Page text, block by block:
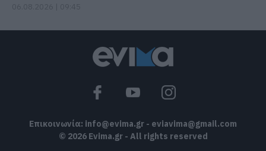
Επικοινωνία: info@evima.gr - eviavima@gmail.com
© 2026 Evima.gr - All rights reserved